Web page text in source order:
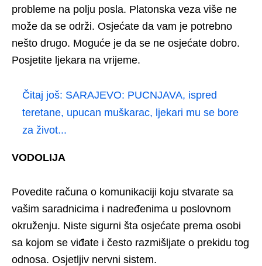
probleme na polju posla. Platonska veza više ne
može da se održi. Osjećate da vam je potrebno
nešto drugo. Moguće je da se ne osjećate dobro.
Posjetite ljekara na vrijeme.
Čitaj još: SARAJEVO: PUCNJAVA, ispred
teretane, upucan muškarac, ljekari mu se bore
za život...
VODOLIJA
Povedite računa o komunikaciji koju stvarate sa
vašim saradnicima i nadređenima u poslovnom
okruženju. Niste sigurni šta osjećate prema osobi
sa kojom se viđate i često razmišljate o prekidu tog
odnosa. Osjetljiv nervni sistem.